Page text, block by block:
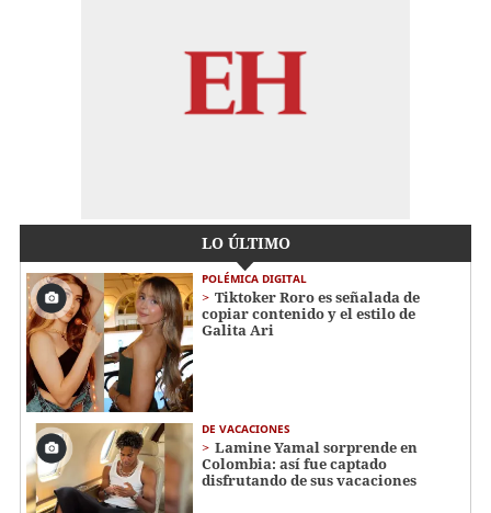
LO ÚLTIMO
POLÉMICA DIGITAL
Tiktoker Roro es señalada de
copiar contenido y el estilo de
Galita Ari
DE VACACIONES
Lamine Yamal sorprende en
Colombia: así fue captado
disfrutando de sus vacaciones